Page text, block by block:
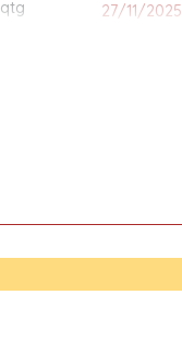
27/11/2025
Lần đầu